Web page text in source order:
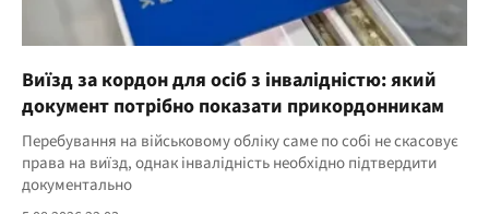
Виїзд за кордон для осіб з інвалідністю: який
документ потрібно показати прикордонникам
Перебування на військовому обліку саме по собі не скасовує
права на виїзд, однак інвалідність необхідно підтвердити
документально